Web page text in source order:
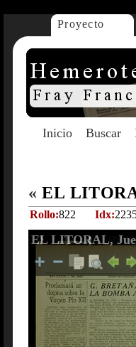
Proyecto
Inicio Buscar
« EL
Rollo:822 Idx:
EL LITORAL,